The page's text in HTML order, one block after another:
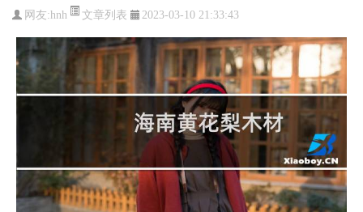
网友:hnh 文章列表 2023-03-10 21:33:43